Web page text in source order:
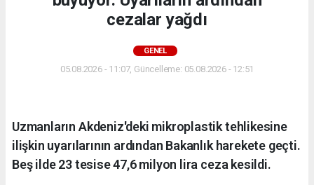
cezalar yağdı
GENEL
05.08.2026 - 11:07, Güncelleme: 05.08.2026 - 12:51
Uzmanların Akdeniz'deki mikroplastik tehlikesine
ilişkin uyarılarının ardından Bakanlık harekete geçti.
Beş ilde 23 tesise 47,6 milyon lira ceza kesildi.